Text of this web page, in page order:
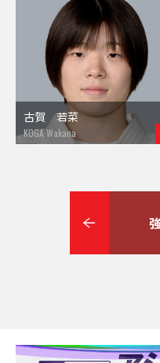
古賀 若菜
KOGA Wakana